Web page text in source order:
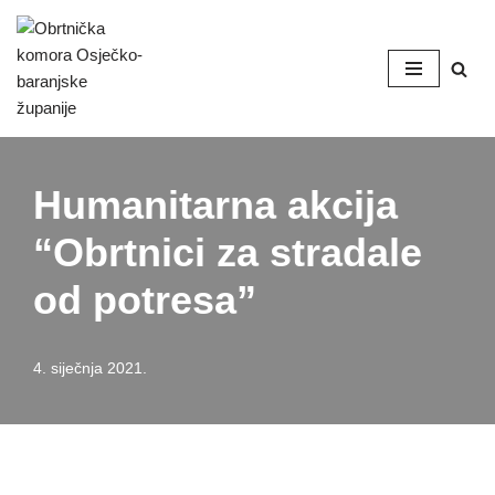
Skip
to
content
Humanitarna akcija
“Obrtnici za stradale
od potresa”
4. siječnja 2021.